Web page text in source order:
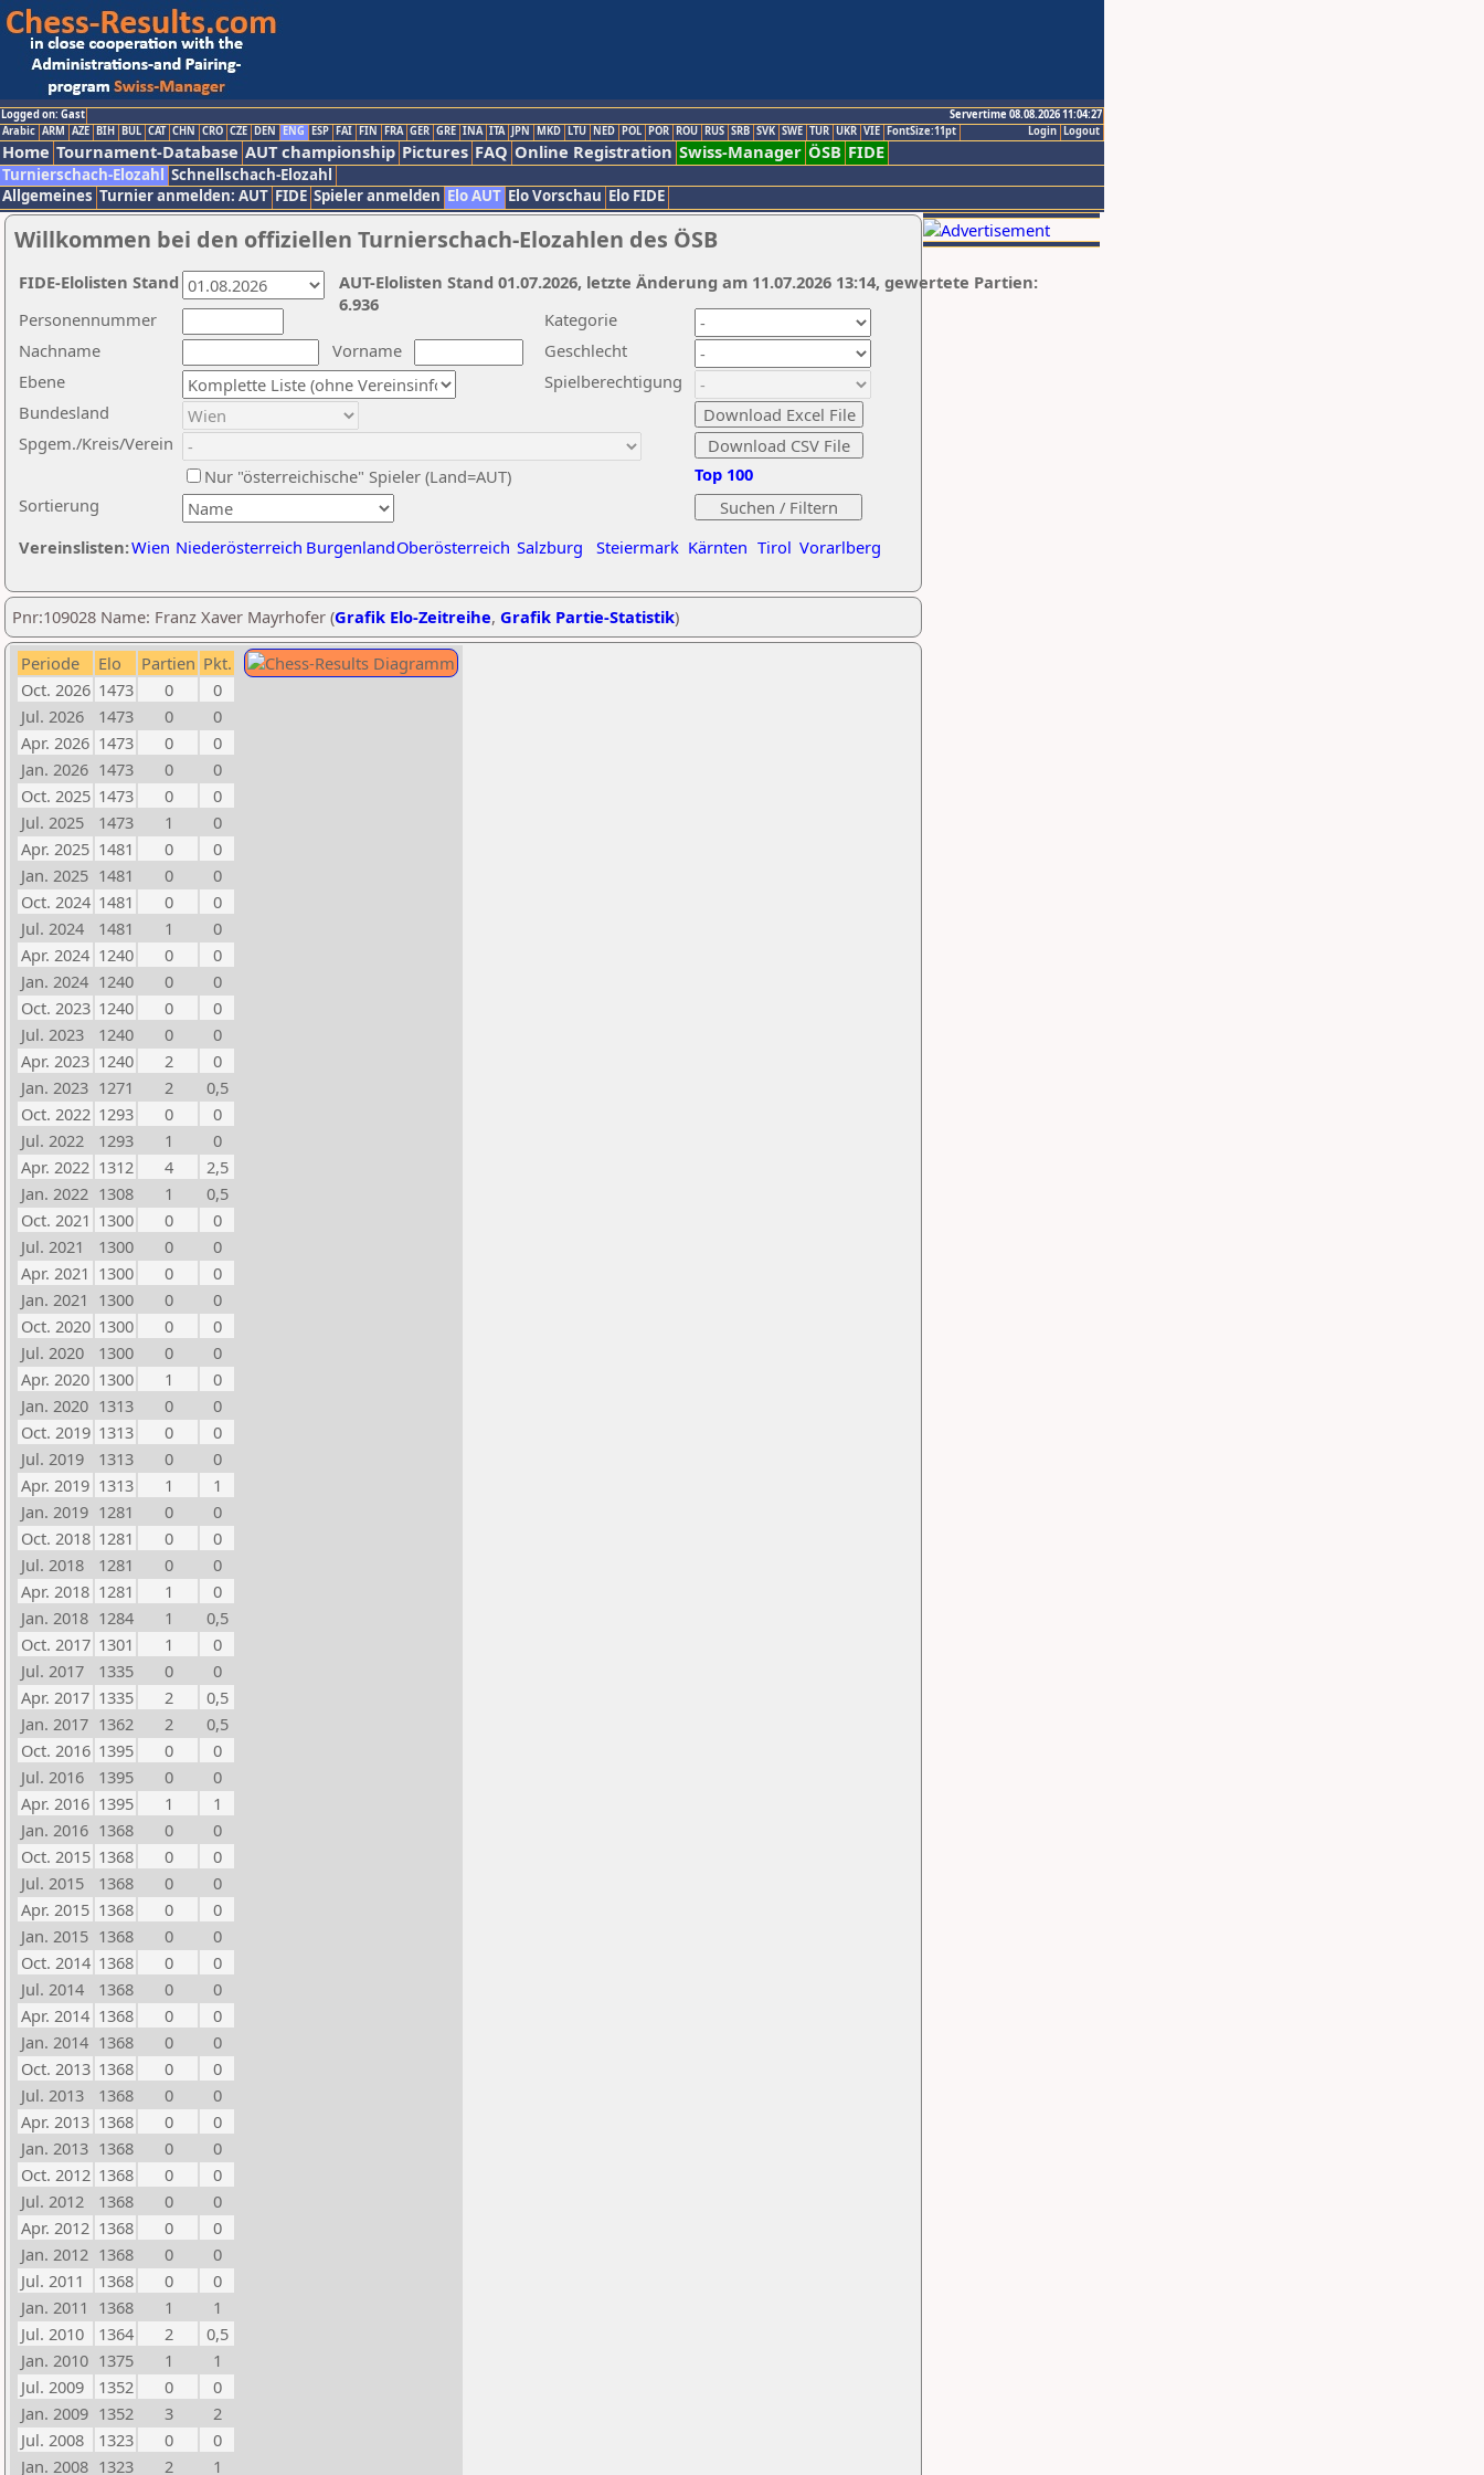
Logged on: Gast
Servertime 08.08.2026 11:04:27
Logout
Login
Arabic ARM AZE BIH BUL CAT CHN CRO CZE DEN ENG ESP FAI FIN FRA GER GRE INA ITA JPN MKD LTU NED POL POR ROU RUS SRB SVK SWE TUR UKR VIE FontSize:11pt
Home Tournament-Database AUT championship Pictures FAQ Online Registration Swiss-Manager ÖSB FIDE
Turnierschach-Elozahl Schnellschach-Elozahl
Allgemeines Turnier anmelden: AUT FIDE Spieler anmelden Elo AUT Elo Vorschau Elo FIDE
Willkommen bei den offiziellen Turnierschach-Elozahlen des ÖSB
Nachname
Vorname
Ebene
Kategorie
Sortierung
Personennummer
Bundesland
Spgem./Kreis/Verein
Geschlecht
Nur "österreichische" Spieler (Land=AUT)
Spielberechtigung
Vereinslisten:Wien Niederösterreich BurgenlandOberösterreich Salzburg Steiermark Kärnten Tirol Vorarlberg
Top 100
AUT-Elolisten Stand 01.07.2026, letzte Änderung am 11.07.2026 13:14, gewertete Partien:
6.936
FIDE-Elolisten Stand
Pnr:109028 Name: Franz Xaver Mayrhofer (Grafik Elo-Zeitreihe, Grafik Partie-Statistik)
Periode Elo Partien Pkt.
Oct. 2026 1473 0
0
Jul. 2026
1473 0
0
Apr. 2026 1473 0
0
Jan. 2026 1473 0
0
Oct. 2025 1473 0
0
Jul. 2025
1473 1
0
Apr. 2025 1481 0
0
Jan. 2025 1481 0
0
Oct. 2024 1481 0
0
Jul. 2024
1481 1
0
Apr. 2024 1240 0
0
Jan. 2024 1240 0
0
Oct. 2023 1240 0
0
Jul. 2023
1240 0
0
Apr. 2023 1240 2
0
Jan. 2023 1271 2
0,5
Oct. 2022 1293 0
0
Jul. 2022
1293 1
0
Apr. 2022 1312 4
2,5
Jan. 2022 1308 1
0,5
Oct. 2021 1300 0
0
Jul. 2021
1300 0
0
Apr. 2021 1300 0
0
Jan. 2021 1300 0
0
Oct. 2020 1300 0
0
Jul. 2020
1300 0
0
Apr. 2020 1300 1
0
Jan. 2020 1313 0
0
Oct. 2019 1313 0
0
Jul. 2019
1313 0
0
Apr. 2019 1313 1
1
Jan. 2019 1281 0
0
Oct. 2018 1281 0
0
Jul. 2018
1281 0
0
Apr. 2018 1281 1
0
Jan. 2018 1284 1
0,5
Oct. 2017 1301 1
0
Jul. 2017
1335 0
0
Apr. 2017 1335 2
0,5
Jan. 2017 1362 2
0,5
Oct. 2016 1395 0
0
Jul. 2016
1395 0
0
Apr. 2016 1395 1
1
Jan. 2016 1368 0
0
Oct. 2015 1368 0
0
Jul. 2015
1368 0
0
Apr. 2015 1368 0
0
Jan. 2015 1368 0
0
Oct. 2014 1368 0
0
Jul. 2014
1368 0
0
Apr. 2014 1368 0
0
Jan. 2014 1368 0
0
Oct. 2013 1368 0
0
Jul. 2013
1368 0
0
Apr. 2013 1368 0
0
Jan. 2013 1368 0
0
Oct. 2012 1368 0
0
Jul. 2012
1368 0
0
Apr. 2012 1368 0
0
Jan. 2012 1368 0
0
Jul. 2011
1368 0
0
Jan. 2011 1368 1
1
Jul. 2010
1364 2
0,5
Jan. 2010 1375 1
1
Jul. 2009
1352 0
0
Jan. 2009 1352 3
2
Jul. 2008
1323 0
0
Jan. 2008 1323 2 1